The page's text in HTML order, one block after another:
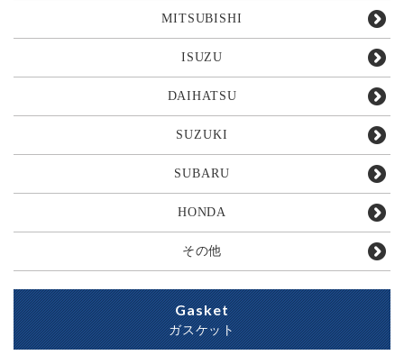
MITSUBISHI
ISUZU
DAIHATSU
SUZUKI
SUBARU
HONDA
その他
Gasket
ガスケット